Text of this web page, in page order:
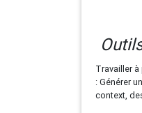
Travailler
: Générer
context,